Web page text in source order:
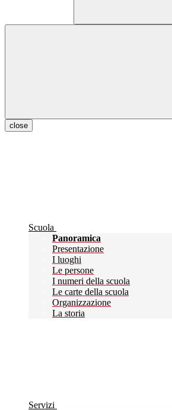
close
Scuola
Panoramica
Presentazione
I luoghi
Le persone
I numeri della scuola
Le carte della scuola
Organizzazione
La storia
Servizi